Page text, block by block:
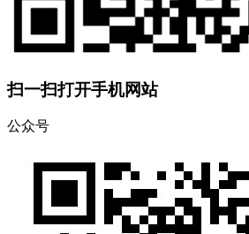
扫一扫打开手机网站
公众号